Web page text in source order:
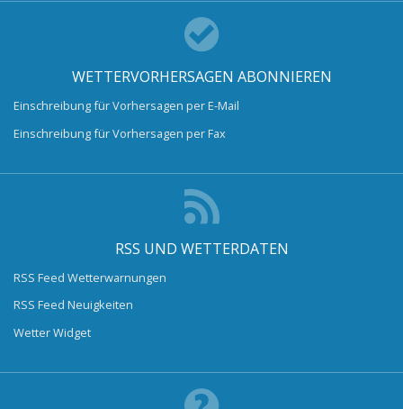
WETTERVORHERSAGEN ABONNIEREN
Einschreibung für Vorhersagen per E-Mail
Einschreibung für Vorhersagen per Fax
RSS UND WETTERDATEN
RSS Feed Wetterwarnungen
RSS Feed Neuigkeiten
Wetter Widget